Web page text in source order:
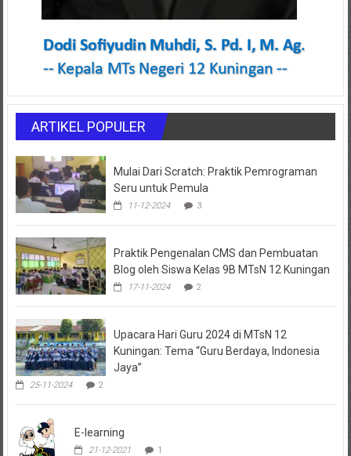
ARTIKEL POPULER
Mulai Dari Scratch: Praktik Pemrograman
Seru untuk Pemula
11-12-2024 3
Praktik Pengenalan CMS dan Pembuatan
Blog oleh Siswa Kelas 9B MTsN 12 Kuningan
17-11-2024 2
Upacara Hari Guru 2024 di MTsN 12
Kuningan: Tema “Guru Berdaya, Indonesia
Jaya”
25-11-2024 2
E-learning
21-12-2021 1